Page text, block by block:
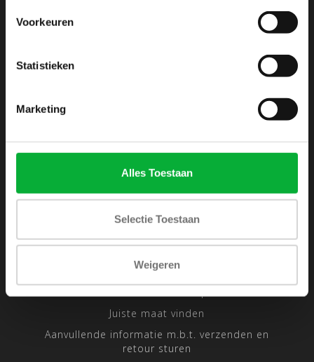
Voorkeuren
Statistieken
Marketing
Alles Toestaan
Selectie Toestaan
Weigeren
Disclaimer
Privacy Policy
Sitemap
Traveling Tailor
Juiste maat vinden
Aanvullende informatie m.b.t. verzenden en
retour sturen